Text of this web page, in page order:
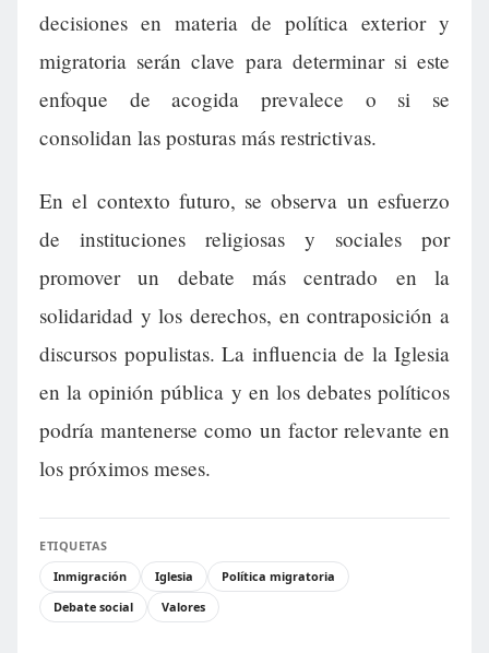
decisiones en materia de política exterior y
migratoria serán clave para determinar si este
enfoque de acogida prevalece o si se
consolidan las posturas más restrictivas.
En el contexto futuro, se observa un esfuerzo
de instituciones religiosas y sociales por
promover un debate más centrado en la
solidaridad y los derechos, en contraposición a
discursos populistas. La influencia de la Iglesia
en la opinión pública y en los debates políticos
podría mantenerse como un factor relevante en
los próximos meses.
ETIQUETAS
Inmigración
Iglesia
Política migratoria
Debate social
Valores